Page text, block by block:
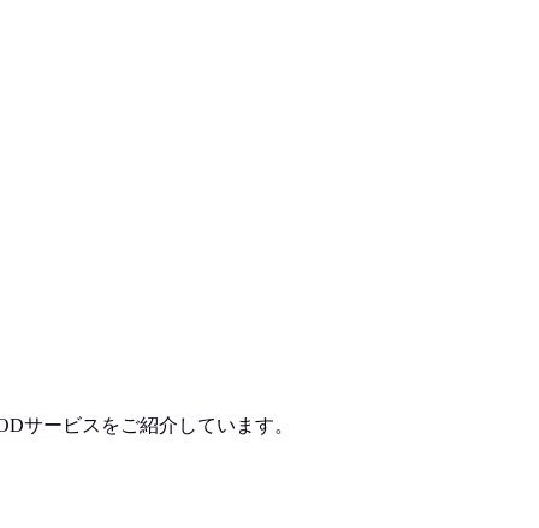
サービスをご紹介しています。